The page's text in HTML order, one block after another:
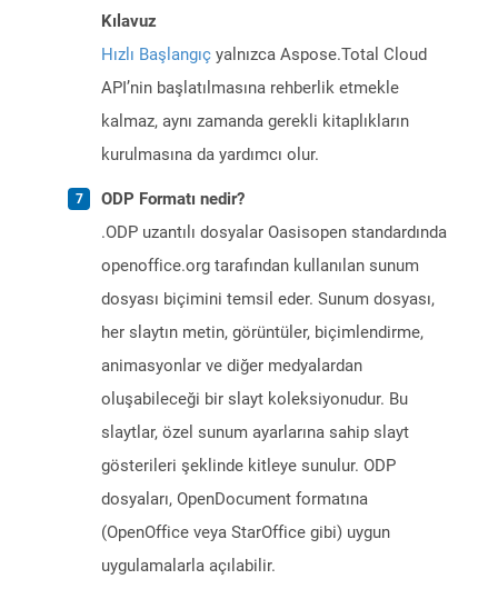
Kılavuz
Hızlı Başlangıç yalnızca Aspose.Total Cloud
API’nin başlatılmasına rehberlik etmekle
kalmaz, aynı zamanda gerekli kitaplıkların
kurulmasına da yardımcı olur.
ODP Formatı nedir?
.ODP uzantılı dosyalar Oasisopen standardında
openoffice.org tarafından kullanılan sunum
dosyası biçimini temsil eder. Sunum dosyası,
her slaytın metin, görüntüler, biçimlendirme,
animasyonlar ve diğer medyalardan
oluşabileceği bir slayt koleksiyonudur. Bu
slaytlar, özel sunum ayarlarına sahip slayt
gösterileri şeklinde kitleye sunulur. ODP
dosyaları, OpenDocument formatına
(OpenOffice veya StarOffice gibi) uygun
uygulamalarla açılabilir.